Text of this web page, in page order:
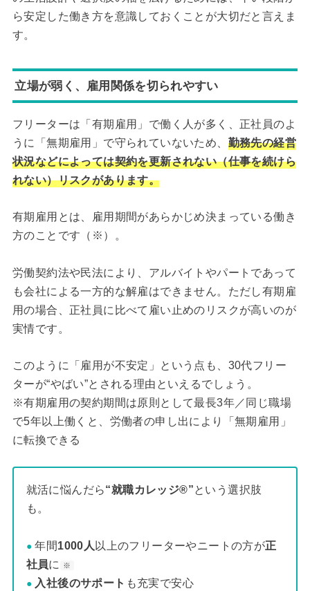
ら安定した働き方を意識しておくことが大切だと言えま
す。
立場が弱く、雇用関係を切られやすい
フリーターは「有期雇用」で働く人が多く、正社員のよ
うに「無期雇用」で守られていないため、 勤務先の経営
状況などによっては契約を更新されない（仕事を続けら
れない）リスクがあります。
有期雇用とは、雇用期間があらかじめ決まっている働き
方のことです（※）。
労働契約法や民法により、アルバイトやパートであって
も会社による一方的な解雇はできません。ただし有期雇
用の場合、正社員に比べて雇い止めのリスクが高いのが
実情です。
このように「雇用が不安定」という点も、30代フリー
ターが“やばい”とされる理由といえるでしょう。
※有期雇用の契約期間は原則として最長3年／同じ職場
で5年以上働くと、労働者の申し出により「無期雇用」
に転換できる
就活に悩んだら“就職カレッジ®”という選択肢
も。
●年間1000人 以上のフリーターやニートの方が正
社員に ※
● 入社後のサポート も充実で安心